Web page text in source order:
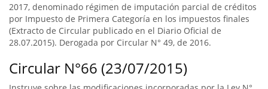
2017, denominado régimen de imputación parcial de créditos
por Impuesto de Primera Categoría en los impuestos finales
(Extracto de Circular publicado en el Diario Oficial de
28.07.2015). Derogada por Circular N° 49, de 2016.
Circular N°66 (23/07/2015)